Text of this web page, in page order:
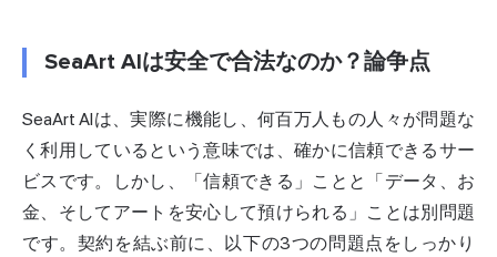
SeaArt AIは安全で合法なのか？論争点
SeaArt AIは、実際に機能し、何百万人もの人々が問題な
く利用しているという意味では、確かに信頼できるサー
ビスです。しかし、「信頼できる」ことと「データ、お
金、そしてアートを安心して預けられる」ことは別問題
です。契約を結ぶ前に、以下の3つの問題点をしっかり